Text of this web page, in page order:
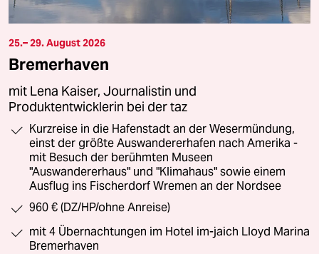
25.– 29. August 2026
Bremerhaven
mit Lena Kaiser, Journalistin und
Produktentwicklerin bei der taz
Kurzreise in die Hafenstadt an der Wesermündung,
einst der größte Auswandererhafen nach Amerika -
mit Besuch der berühmten Museen
"Auswandererhaus" und "Klimahaus" sowie einem
Ausflug ins Fischerdorf Wremen an der Nordsee
960 € (DZ/HP/ohne Anreise)
mit 4 Übernachtungen im Hotel im-jaich Lloyd Marina
Bremerhaven